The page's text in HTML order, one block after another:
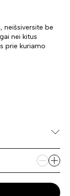
neišsiversite be
nei kitus
prie kuriamo